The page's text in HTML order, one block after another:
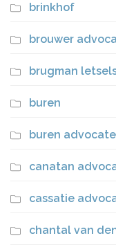
brinkhof
brouwer
brugman
buren
buren
canatan
cassatie
chantal van